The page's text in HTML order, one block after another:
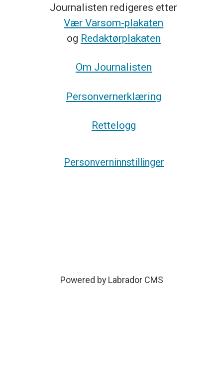
Journalisten redigeres etter
Vær Varsom-plakaten
og Redaktørplakaten
Om Journalisten
Personvernerklæring
Rettelogg
Personverninnstillinger
Powered by Labrador CMS